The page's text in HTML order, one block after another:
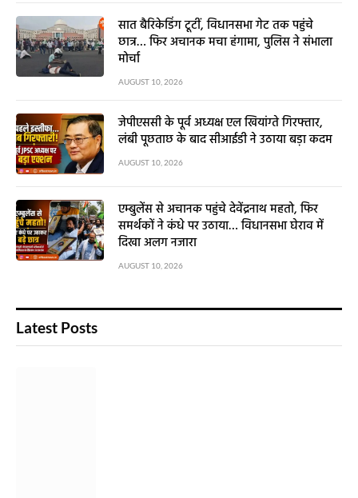
सात बैरिकेडिंग टूटीं, विधानसभा गेट तक पहुंचे
छात्र… फिर अचानक मचा हंगामा, पुलिस ने संभाला
मोर्चा
AUGUST 10, 2026
जेपीएससी के पूर्व अध्यक्ष एल खियांग्ते गिरफ्तार,
लंबी पूछताछ के बाद सीआईडी ने उठाया बड़ा कदम
AUGUST 10, 2026
एम्बुलेंस से अचानक पहुंचे देवेंद्रनाथ महतो, फिर
समर्थकों ने कंधे पर उठाया… विधानसभा घेराव में
दिखा अलग नजारा
AUGUST 10, 2026
Latest Posts